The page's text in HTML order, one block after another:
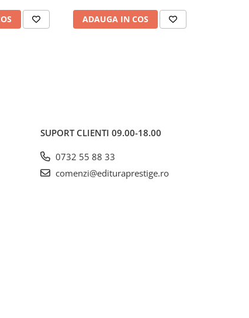
ADAUGA IN COS
SUPORT CLIENTI 09.00-18.00
0732 55 88 33
comenzi@edituraprestige.ro